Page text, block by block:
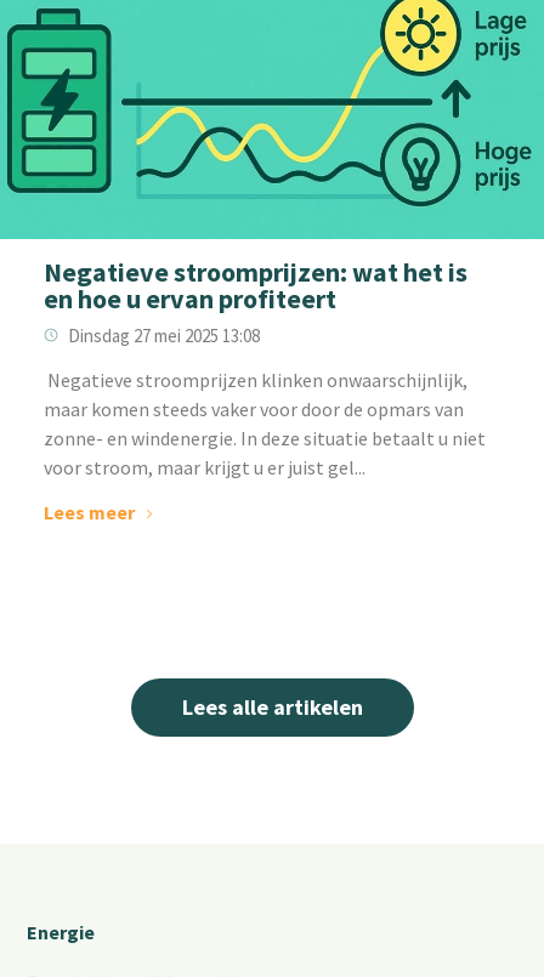
Negatieve stroomprijzen: wat het is
en hoe u ervan profiteert
Dinsdag 27 mei 2025 13:08
‌ Negatieve stroomprijzen klinken onwaarschijnlijk,
maar komen steeds vaker voor door de opmars van
zonne- en windenergie. In deze situatie betaalt u niet
voor stroom, maar krijgt u er juist gel...
Lees meer
Lees alle artikelen
Energie